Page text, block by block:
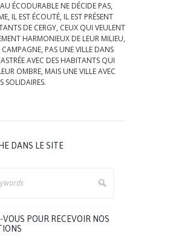
ÉCODURABLE NE DÉCIDE PAS,
IL EST ÉCOUTÉ, IL EST PRÉSENT
DE CERGY, CEUX QUI VEULENT
HARMONIEUX DE LEUR MILIEU,
PAS UNE VILLE DANS
AVEC DES HABITANTS QUI
OMBRE, MAIS UNE VILLE AVEC
SOLIDAIRES.
DANS LE SITE
POUR RECEVOIR NOS